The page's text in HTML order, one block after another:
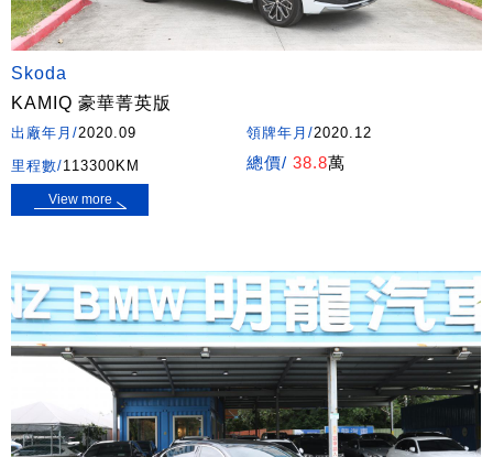
Skoda
KAMIQ 豪華菁英版
出廠年月/2020.09 領牌年月/2020.12
里程數/113300KM 總價/ 38.8萬
View more